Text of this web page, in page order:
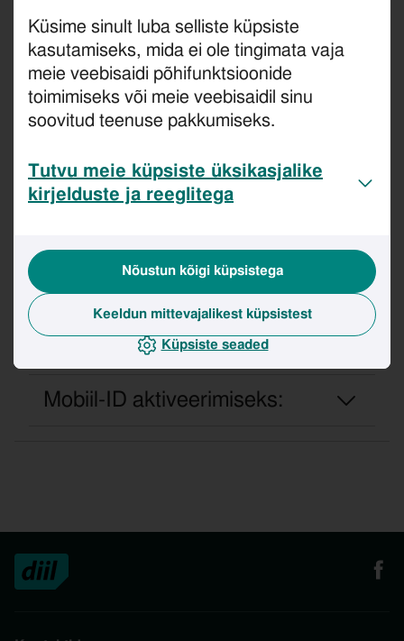
Küsime sinult luba selliste küpsiste
kasutamiseks, mida ei ole tingimata vaja
meie veebisaidi põhifunktsioonide
toimimiseks või meie veebisaidil sinu
soovitud teenuse pakkumiseks.
Tutvu meie küpsiste üksikasjalike
kirjelduste ja reeglitega
Nõustun kõigi küpsistega
Keeldun mittevajalikest küpsistest
Küpsiste seaded
Mobiil-ID teenuse lõpetamine
Mobiil-ID aegub/on aegunud,
kuidas teenust jätkata
aeguvad?
teavitame sind SMSiga
Kui oled uue SIM-kaardi kätte
saanud, vormista
kaardivahetus:
Mobiil-ID aktiveerimiseks: